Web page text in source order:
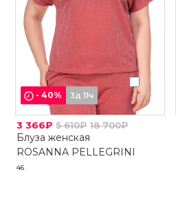
-40% 3д 11ч
3 366₽ 5 610₽ 18 700₽
Блуза женская
ROSANNA PELLEGRINI
46